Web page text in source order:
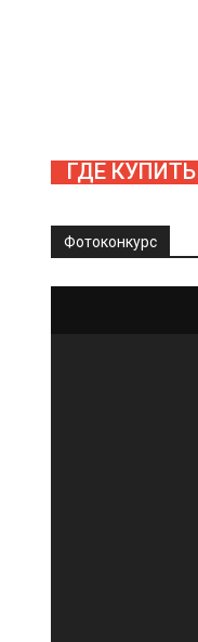
ГДЕ
Фотоконкурс